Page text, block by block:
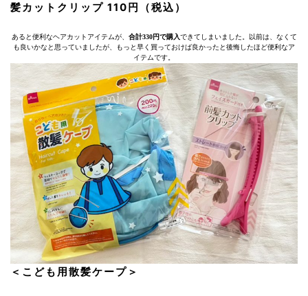
髪カットクリップ 110円（税込）
あると便利なヘアカットアイテムが、 合計330円で購入できてしまいました。以前は、なくて
も良いかなと思っていましたが、もっと早く買っておけば良かったと後悔したほど便利なア
イテムです。
＜こども用散髪ケープ＞